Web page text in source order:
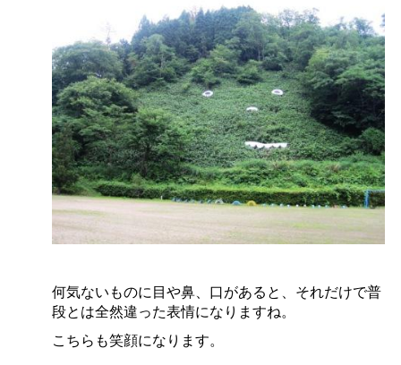
何気ないものに目や鼻、口があると、それだけで普
段とは全然違った表情になりますね。
こちらも笑顔になります。